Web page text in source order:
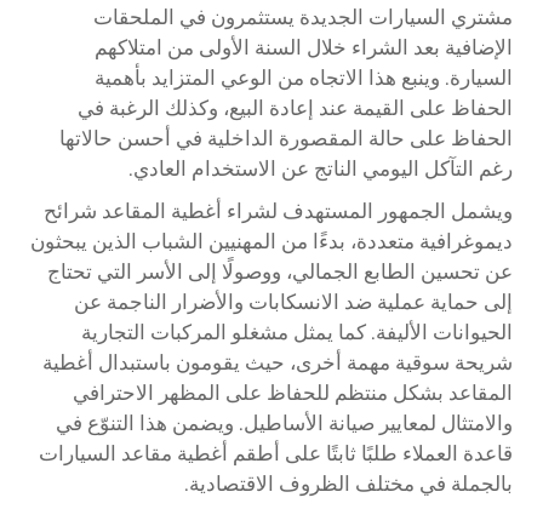
مشتري السيارات الجديدة يستثمرون في الملحقات
الإضافية بعد الشراء خلال السنة الأولى من امتلاكهم
السيارة. وينبع هذا الاتجاه من الوعي المتزايد بأهمية
الحفاظ على القيمة عند إعادة البيع، وكذلك الرغبة في
الحفاظ على حالة المقصورة الداخلية في أحسن حالاتها
رغم التآكل اليومي الناتج عن الاستخدام العادي.
ويشمل الجمهور المستهدف لشراء أغطية المقاعد شرائح
ديموغرافية متعددة، بدءًا من المهنيين الشباب الذين يبحثون
عن تحسين الطابع الجمالي، ووصولًا إلى الأسر التي تحتاج
إلى حماية عملية ضد الانسكابات والأضرار الناجمة عن
الحيوانات الأليفة. كما يمثل مشغلو المركبات التجارية
شريحة سوقية مهمة أخرى، حيث يقومون باستبدال أغطية
المقاعد بشكل منتظم للحفاظ على المظهر الاحترافي
والامتثال لمعايير صيانة الأساطيل. ويضمن هذا التنوّع في
قاعدة العملاء طلبًا ثابتًا على أطقم أغطية مقاعد السيارات
بالجملة في مختلف الظروف الاقتصادية.